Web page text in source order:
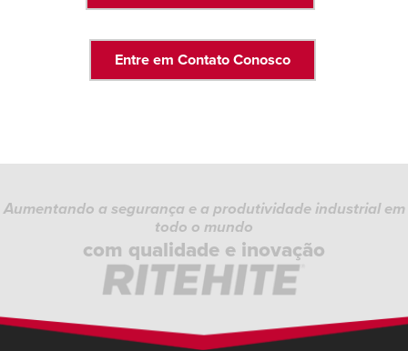
Entre em Contato Conosco
Aumentando a segurança e a produtividade industrial em
todo o mundo
com qualidade e inovação